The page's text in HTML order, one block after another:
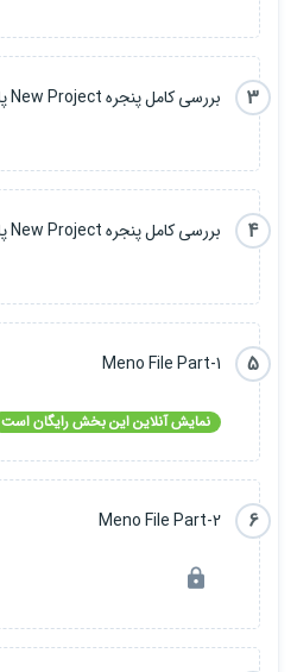
بخش های تمرینی + Updates
3
بررسی کامل پنجره New Project پارت دوم
4
بررسی کامل پنجره New Project پارت آخر
5
Meno File Part-1
نمایش آنلاین این بخش رایگان است
6
Meno File Part-2